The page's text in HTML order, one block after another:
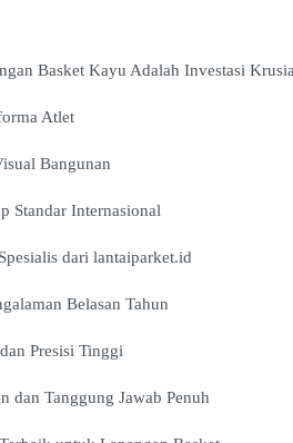
Basket Kayu Adalah Investasi
Atlet
Bangunan
Standar Internasional
dari lantaiparket.id
Belasan Tahun
Presisi Tinggi
dan Tanggung Jawab Penuh